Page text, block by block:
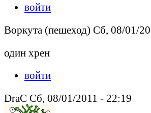
войти
Воркута (пешеход) Сб, 08/01/
один хрен
войти
DraC Сб, 08/01/2011 - 22:19